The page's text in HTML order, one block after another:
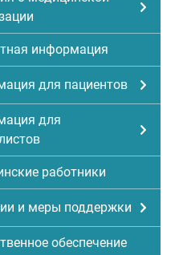
информация
для пациентов
для
работники
и меры поддержки
обеспечение